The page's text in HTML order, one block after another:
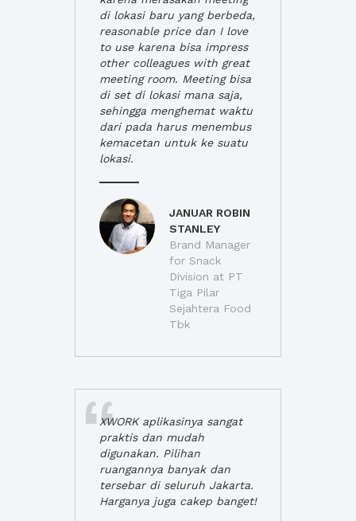
di lokasi baru yang berbeda,
reasonable price dan I love
to use karena bisa impress
other colleagues with great
meeting room. Meeting bisa
di set di lokasi mana saja,
sehingga menghemat waktu
dari pada harus menembus
kemacetan untuk ke suatu
lokasi.
JANUAR ROBIN
STANLEY
Brand Manager
for Snack
Division at PT
Tiga Pilar
Sejahtera Food
Tbk
XWORK aplikasinya sangat
praktis dan mudah
digunakan. Pilihan
ruangannya banyak dan
tersebar di seluruh Jakarta.
Harganya juga cakep banget!